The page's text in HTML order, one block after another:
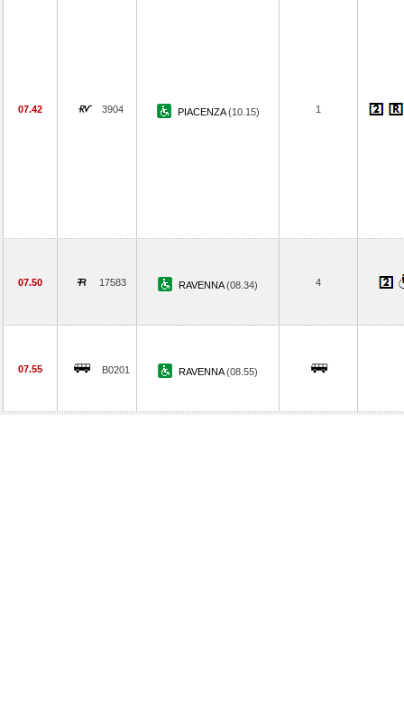
07.42 3904 PIACENZA(10.15) 1
07.50 17583 RAVENNA(08.34) 4
07.55 B0201 RAVENNA(08.55)